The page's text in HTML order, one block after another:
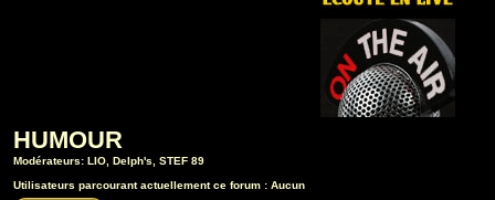
HUMOUR
Modérateurs: LIO Delph's
STEF 89
Utilisateurs parcourant actuellement ce forum : Aucun